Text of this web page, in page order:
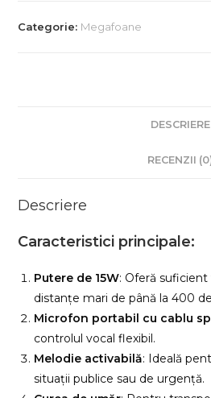
Categorie: Megafoane
DESCRIERE
RECENZII
Descriere
Caracteristici principale:
Putere de 15W: Oferă
distanțe mari de până la 400
Microfon portabil cu cablu
controlul vocal flexibil.
Melodie activabilă: Ideală
situații publice sau de urgență.